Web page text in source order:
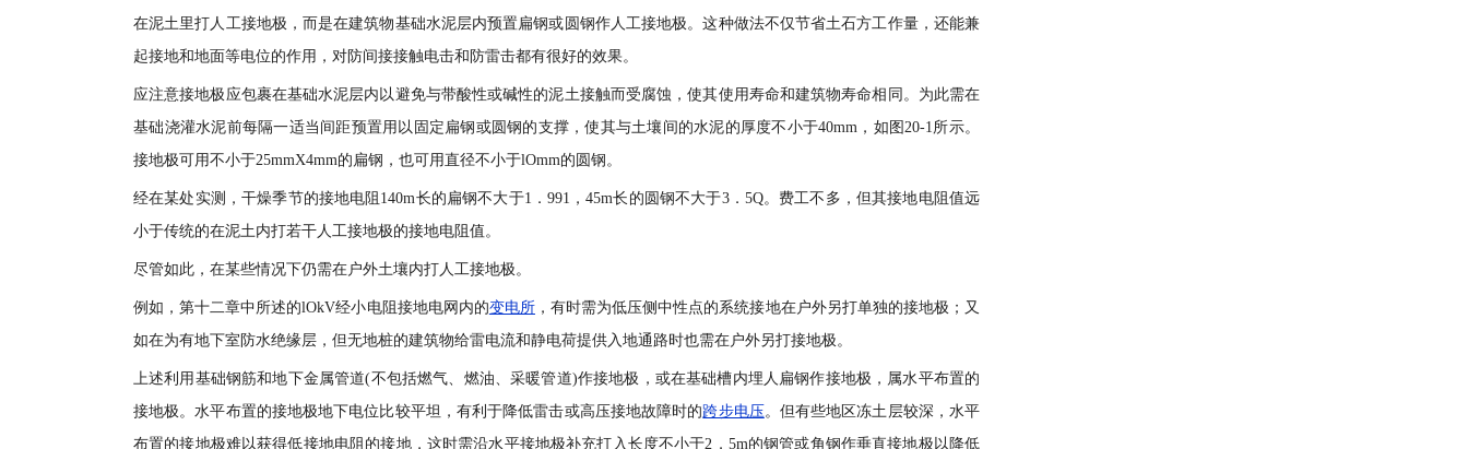
在泥土里打人工接地极，而是在建筑物基础水泥层内预置扁钢或圆钢作人工接地极。这种做法不仅节省土石方工作量，还能兼
起接地和地面等电位的作用，对防间接接触电击和防雷击都有很好的效果。
应注意接地极应包裹在基础水泥层内以避免与带酸性或碱性的泥土接触而受腐蚀，使其使用寿命和建筑物寿命相同。为此需在
基础浇灌水泥前每隔一适当间距预置用以固定扁钢或圆钢的支撑，使其与土壤间的水泥的厚度不小于40mm，如图20-1所示。
接地极可用不小于25mmX4mm的扁钢，也可用直径不小于lOmm的圆钢。
经在某处实测，干燥季节的接地电阻140m长的扁钢不大于1．991，45m长的圆钢不大于3．5Q。费工不多，但其接地电阻值远
小于传统的在泥土内打若干人工接地极的接地电阻值。
尽管如此，在某些情况下仍需在户外土壤内打人工接地极。
例如，第十二章中所述的lOkV经小电阻接地电网内的变电所，有时需为低压侧中性点的系统接地在户外另打单独的接地极；又
如在为有地下室防水绝缘层，但无地桩的建筑物给雷电流和静电荷提供入地通路时也需在户外另打接地极。
上述利用基础钢筋和地下金属管道(不包括燃气、燃油、采暖管道)作接地极，或在基础槽内埋人扁钢作接地极，属水平布置的
接地极。水平布置的接地极地下电位比较平坦，有利于降低雷击或高压接地故障时的跨步电压。但有些地区冻土层较深，水平
布置的接地极难以获得低接地电阻的接地，这时需沿水平接地极补充打入长度不小于2．5m的钢管或角钢作垂直接地极以降低